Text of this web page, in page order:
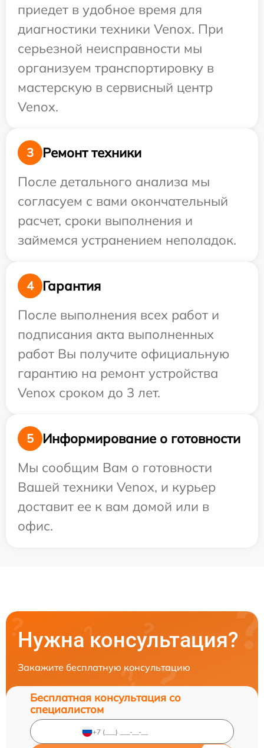
приедет в удобное время для
диагностики техники Venox. При
серьезной неисправности мы
организуем транспортировку в
мастерскую в сервисный центр
Venox.
3
Ремонт техники
После детального анализа мы
согласуем с вами окончательный
расчет, сроки выполнения и
займемся устранением неполадок.
4
Гарантия
После выполнения всех работ и
подписания акта выполненных
работ Вы получите официальную
гарантию на ремонт устройства
Venox сроком до 3 лет.
5
Информирование о готовности
Мы сообщим Вам о готовности
Вашей техники Venox, и курьер
доставит ее к вам домой или в
офис.
Нужна консультация?
Закажите бесплатную консультацию
Бесплатная консультация со
специалистом